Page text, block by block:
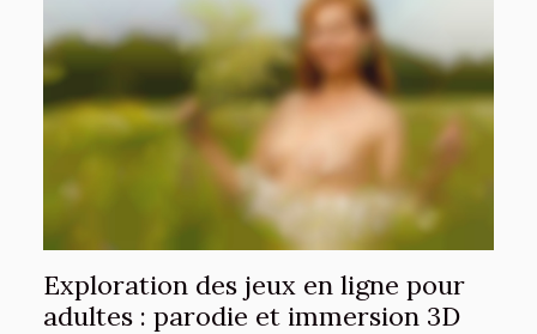
Exploration des jeux en ligne pour
adultes : parodie et immersion 3D